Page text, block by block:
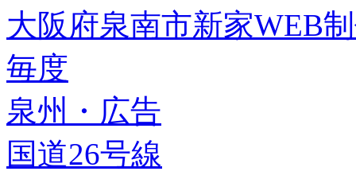
大阪府泉南市新家WEB
毎度
泉州・広告
国道26号線